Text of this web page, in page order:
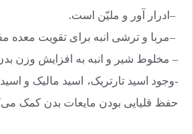
– ادرار آور و ملیّن است.
–مربا و ترشی انبه برای تقویت معده
– مخلوط شیر و انبه به افزایش وزن
-وجود اسید تارتریک، اسید مالیک و
حفظ قلیایی بودن مایعات بدن کمک